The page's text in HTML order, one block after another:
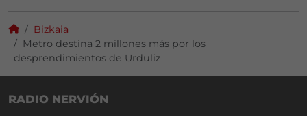
Bizkaia
Metro destina 2 millones más por los
desprendimientos de Urduliz
RADIO NERVIÓN